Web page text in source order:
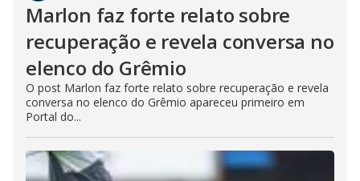
Marlon faz forte relato sobre
recuperação e revela conversa no
elenco do Grêmio
O post Marlon faz forte relato sobre recuperação e revela
conversa no elenco do Grêmio apareceu primeiro em
Portal do...